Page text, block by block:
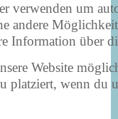
verwenden um
andere
Information über
Website
platziert, wenn du